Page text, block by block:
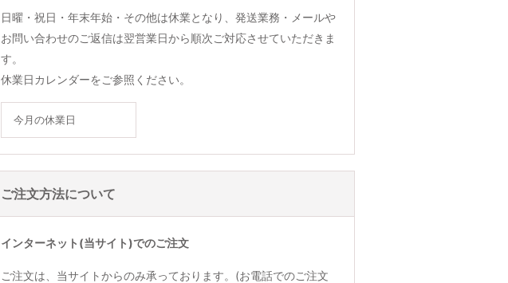
日曜・祝日・年末年始・その他は休業となり、発送業務・メールや
お問い合わせのご返信は翌営業日から順次ご対応させていただきま
す。
休業日カレンダーをご参照ください。
今月の休業日
ご注文方法について
インターネット(当サイト)でのご注文
ご注文は、当サイトからのみ承っております。(お電話でのご注文